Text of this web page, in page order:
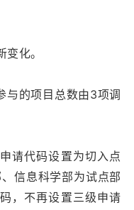
化。
与的项目总数由3项调
请代码设置为切入点
信息科学部为试点部
，不再设置三级申请